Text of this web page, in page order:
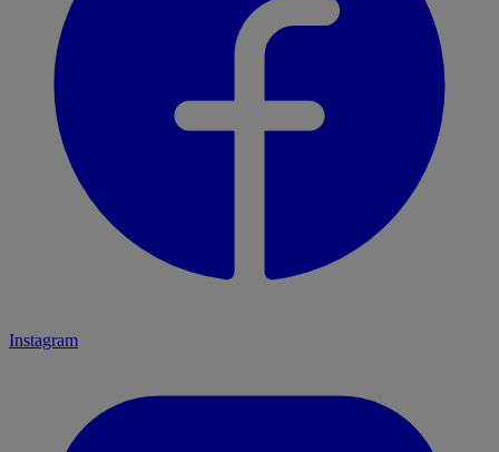
Instagram